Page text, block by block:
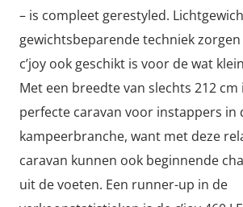
– is compleet gerestyled.
gewichtsbeparende techniek
c’joy ook geschikt is voor de wat
Met een breedte van slechts 212 cm
perfecte caravan voor instappers in
kampeerbranche, want met deze
caravan kunnen ook beginnende
uit de voeten. Een runner-up in de